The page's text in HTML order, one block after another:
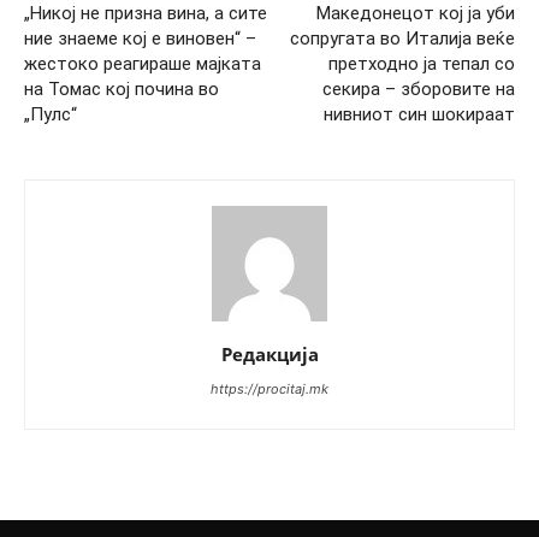
„Никој не призна вина, а сите
ние знаеме кој е виновен“ –
жестоко реагираше мајката
на Томас кој почина во
„Пулс“
Македонецот кој ја уби
сопругата во Италија веќе
претходно ја тепал со
секира – зборовите на
нивниот син шокираат
Редакција
https://procitaj.mk